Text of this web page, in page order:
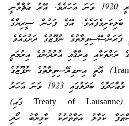
of Sèvres ގައި) ސޮއިކުރީ 1920 ވަނަ އަހަރެވެ. އޭރު ޢުޘްމާނީ
އޭގެ ފަހުން ސީރިޔާގެ
ފަރަންސޭސިވިލާތުގެ ނުފޫޒުގެ ދަށުގައެވެ.
ރަށްތަކާއި ޢިރާޤާއި އުރުދުނުގެ އިރުމަތީ
ފަރާތުގެ ރަށްތައް (Transjordan) އޮތީ އިނގިރޭސިވިލާތުގެ ނުފޫޒުގެ
ދަށުގައެވެ. ދެން ސެފްރަސްގެ މުޢާހަދާގެ ބަދަލުގައި 1923 ވަނަ އަހަރު
ލައުޒާންގެ މުޢާހަދާގައި (Treaty of Lausanne ގައި)
ކަމާލު އަތާތުރުކު ކާމިޔާބު ހޯދި